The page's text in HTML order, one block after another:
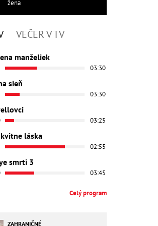
žena
VEČER V TV
manželiek
03:30
sieň
03:30
03:25
láska
02:55
smrti 3
03:45
Celý program
ZAHRANIČNÉ